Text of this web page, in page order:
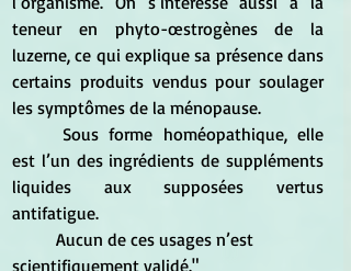
teneur en phyto-œstrogènes de la
luzerne, ce qui explique sa présence dans
certains produits vendus pour soulager
les symptômes de la ménopause.
est l’un des ingrédients de suppléments
liquides aux supposées vertus
antifatigue.
scientifiquement validé."